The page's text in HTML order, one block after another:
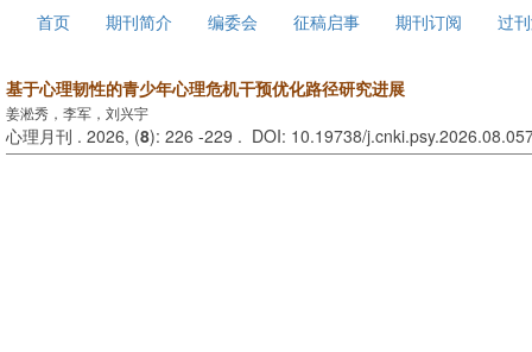
首页 期刊简介 编委会 征稿启事 期刊订阅 过
基于心理韧性的青少年心理危机干预优化路径研究进展
姜淞秀，李军，刘兴宇
心理月刊 . 2026, (8): 226 -229 . DOI: 10.19738/